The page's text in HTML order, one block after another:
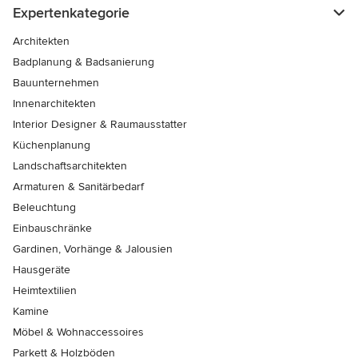
Expertenkategorie
Architekten
Badplanung & Badsanierung
Bauunternehmen
Innenarchitekten
Interior Designer & Raumausstatter
Küchenplanung
Landschaftsarchitekten
Armaturen & Sanitärbedarf
Beleuchtung
Einbauschränke
Gardinen, Vorhänge & Jalousien
Hausgeräte
Heimtextilien
Kamine
Möbel & Wohnaccessoires
Parkett & Holzböden